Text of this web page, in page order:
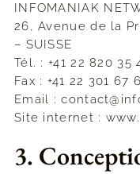
INFOMANIAK
26, Avenue de la
– SUISSE
Tél. : +41 22 820 35
Fax : +41 22 301 67
Email :
Site internet :
3.